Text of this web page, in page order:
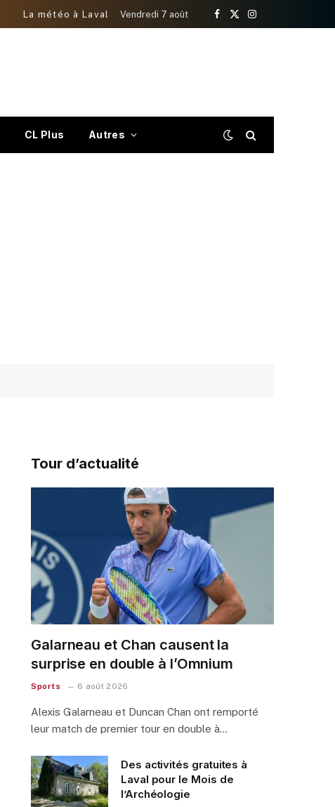
La météo à Laval Vendredi 7 août
Facebook
X
Instagram
CL Plus Autres
Tour d’actualité
Galarneau et Chan causent la
surprise en double à l’Omnium
Sports 6 août 2026
Alexis Galarneau et Duncan Chan ont remporté
leur match de premier tour en double à…
Des activités gratuites à
Laval pour le Mois de
l’Archéologie